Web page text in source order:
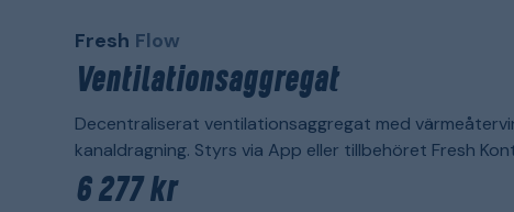
Fresh Flow
Ventilationsaggregat
Decentraliserat ventilationsaggregat med
kanaldragning. Styrs via App eller tillbehöret Fresh
6 277 kr